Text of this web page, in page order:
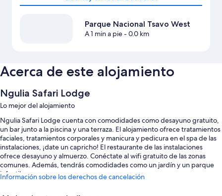
Parque Nacional Tsavo West
A 1 min a pie- 0.0 km
Acerca de este alojamiento
Ngulia Safari Lodge
Lo mejor del alojamiento
Ngulia Safari Lodge cuenta con comodidades como desayuno gratuito,
un bar junto a la piscina y una terraza. El alojamiento ofrece tratamientos
faciales, tratamientos corporales y manicura y pedicura en el spa de las
instalaciones, ¡date un capricho! El restaurante de las instalaciones
ofrece desayuno y almuerzo. Conéctate al wifi gratuito de las zonas
comunes. Además, tendrás comodidades como un jardín y un parque
infantil.
Información sobre los derechos de cancelación